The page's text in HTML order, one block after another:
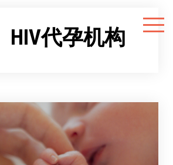
HIV代孕机构